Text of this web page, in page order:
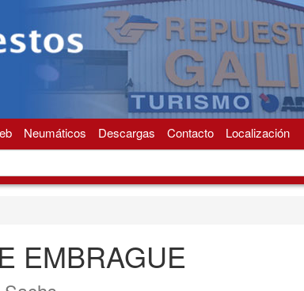
Neumáticos Descargas Contacto Localización
EMBRAGUE